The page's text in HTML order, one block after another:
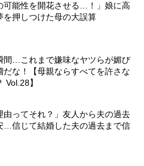
可能性を開花させる…！」娘に高
を押しつけた母の大誤算
間…これまで嫌味なヤツらが媚び
だな！【母親ならすべてを許さな
Vol.28】
由ってそれ？」友人から夫の過去
…信じて結婚した夫の過去まで信